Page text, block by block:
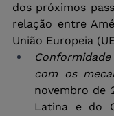
dos próximos
relação entre
União Europeia
com os
novembro de
Latina e do